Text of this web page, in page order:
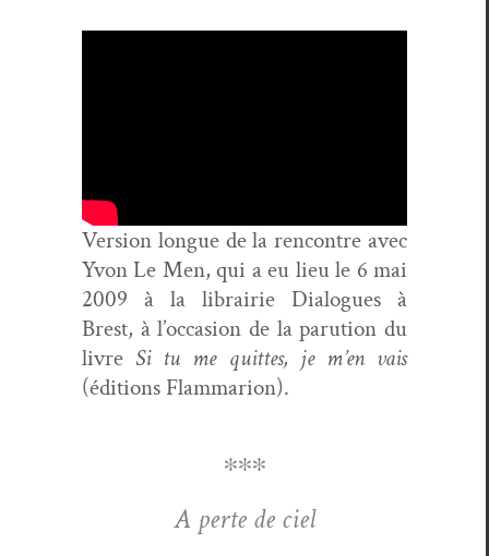
Ver­sion longue de la ren­con­tre avec
Yvon Le Men, qui a eu lieu le 6 mai
2009 à la librairie Dia­logues à
Brest, à l’oc­ca­sion de la paru­tion du
livre Si tu me quittes, je m’en vais
(édi­tions Flammarion).
∗∗∗
A perte de ciel